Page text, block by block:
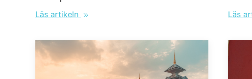
Läs artikeln Läs